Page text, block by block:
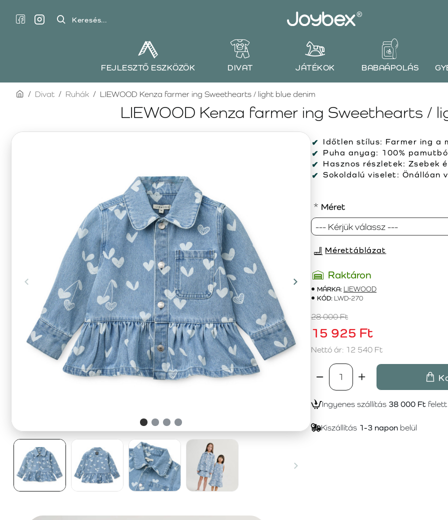
Keresés...
FEJLESZTŐ ESZKÖZÖK DIVAT JÁTÉKOK BABAÁPOLÁS
LIEWOOD Kenza farmer ing Sweethearts /
homeDivat Ruhák LIEWOOD Kenza farmer ing Sweethearts / light blue denim
Időtlen stílus: Farmer ing a
Puha anyag: 100%
Hasznos részletek: Zsebek
Sokoldalú viselet: Önállóan
Raktáron
MÁRKA: LIEWOOD
KÓD: LWD-270
15 925 Ft
28 000 Ft
Nettó ár: 12 540 Ft
Méret
Mérettáblázat
Ingyenes szállítás 38 000 Ft felett
Kiszállítás 1-3 napon belül